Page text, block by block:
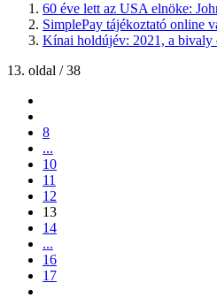
60 éve lett az USA elnöke:
SimplePay tájékoztató online
Kínai holdújév: 2021, a bivaly
13. oldal / 38
8
...
10
11
12
13
14
...
16
17